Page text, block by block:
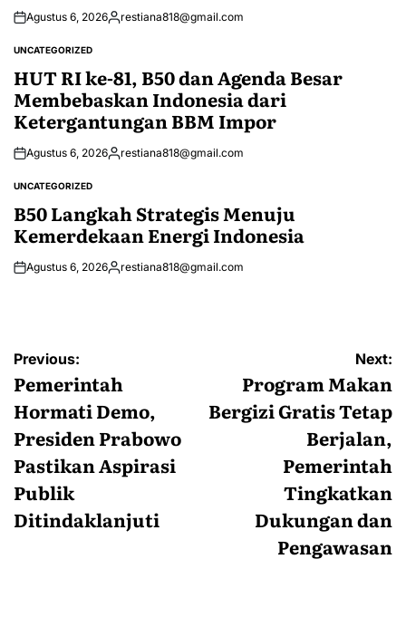
Agustus 6, 2026Posted
restiana818@gmail.com
POSTED
UNCATEGORIZED
HUT RI ke-81, B50 dan Agenda Besar
Membebaskan Indonesia dari
Ketergantungan BBM Impor
Agustus 6, 2026Posted
restiana818@gmail.com
POSTED
UNCATEGORIZED
B50 Langkah Strategis Menuju
Kemerdekaan Energi Indonesia
Agustus 6, 2026Posted
restiana818@gmail.com
Navigasi
pos
Previous:
Pemerintah
Hormati Demo,
Presiden Prabowo
Pastikan Aspirasi
Publik
Ditindaklanjuti
Next:
Program Makan
Bergizi Gratis Tetap
Berjalan,
Pemerintah
Tingkatkan
Dukungan dan
Pengawasan